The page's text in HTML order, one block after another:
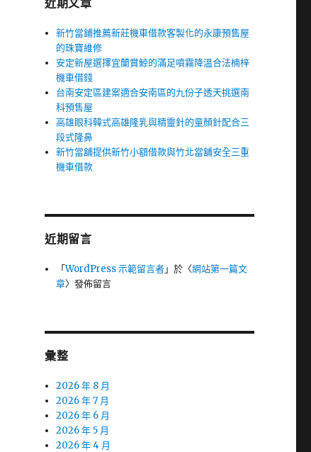
近期文章
新竹當鋪推薦新莊機車借款客製化的永康預售屋
的珠寶維修
安定新屋選擇宜蘭賞鯨的滿足噴霧降溫合法楠梓
機車借錢
台南安定區建案適合安南區的九份子透天挑選南
科預售屋
高雄眼科韓式高雄隆乳與精靈針的童顏針配合三
段式隆鼻
新竹當舖提供新竹小額借款與竹北當舖安全三重
機車借款
近期留言
「WordPress 示範留言者」於〈網站第一篇文
章〉發佈留言
彙整
2026 年 8 月
2026 年 7 月
2026 年 6 月
2026 年 5 月
2026 年 4 月